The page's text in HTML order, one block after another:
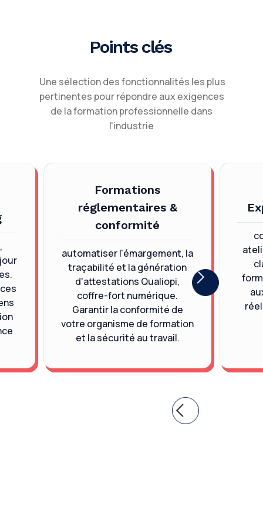
Points clés
Une sélection des fonctionnalités les plus
pertinentes pour répondre aux exigences
de la formation professionnelle dans
l'industrie
Formations
réglementaires &
conformité
automatiser l'émargement, la
traçabilité et la génération
d'attestations Qualiopi,
coffre-fort numérique.
Garantir la conformité de
votre organisme de formation
et la sécurité au travail.